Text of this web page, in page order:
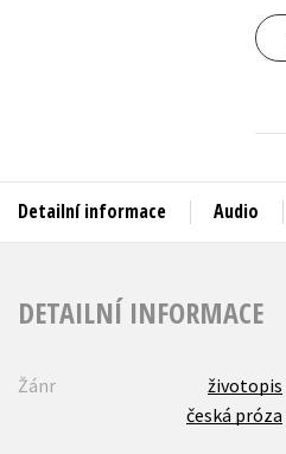
Detailní informace Audio
DETAILNÍ INFORMACE
Žánr
životopis
česká próza